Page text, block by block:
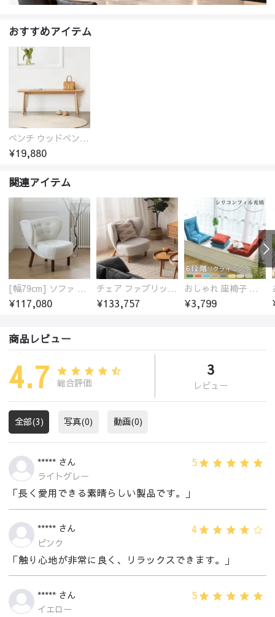
おすすめアイテム
ベンチ ウッドベンチ オーク ダイニングベンチ 2人掛け 二人掛け 長椅子 ウッド 玄関スツール オーク材 ラタン 椅子 アジアンテイスト おしゃれ チェア いす イス 北欧
¥19,880
関連アイテム
[幅79cm] ソファ 1人掛け 北欧 シープボア おしゃれ
¥117,080
チェア ファブリック 椅子 ホワイト 無垢材
¥133,757
おしゃれ 座椅子 座イス かわいい ソファー 棉麻張地 グリーン オレンジ ブルー ブラウン グレー ベージュ
¥3,799
商品レビュー
4.7 総合評価
3
レビュー
全部(3) 写真(0) 動画(0)
***** さん 5
ライトグレー
「長く愛用できる素晴らしい製品です。」
***** さん 4
ピンク
「触り心地が非常に良く、リラックスできます。」
***** さん 5
イエロー